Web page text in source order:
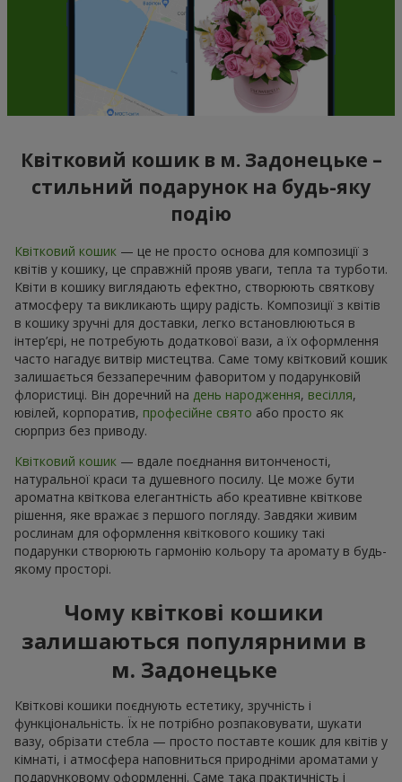
Квітковий кошик в м. Задонецьке –
стильний подарунок на будь-яку
подію
Квітковий кошик — це не просто основа для композиції з
квітів у кошику, це справжній прояв уваги, тепла та турботи.
Квіти в кошику виглядають ефектно, створюють святкову
атмосферу та викликають щиру радість. Композиції з квітів
в кошику зручні для доставки, легко встановлюються в
інтер’єрі, не потребують додаткової вази, а їх оформлення
часто нагадує витвір мистецтва. Саме тому квітковий кошик
залишається беззаперечним фаворитом у подарунковій
флористиці. Він доречний на день народження, весілля,
ювілей, корпоратив, професійне свято або просто як
сюрприз без приводу.
Квітковий кошик — вдале поєднання витонченості,
натуральної краси та душевного посилу. Це може бути
ароматна квіткова елегантність або креативне квіткове
рішення, яке вражає з першого погляду. Завдяки живим
рослинам для оформлення квіткового кошику такі
подарунки створюють гармонію кольору та аромату в будь-
якому просторі.
Чому квіткові кошики
залишаються популярними в
м. Задонецьке
Квіткові кошики поєднують естетику, зручність і
функціональність. Їх не потрібно розпаковувати, шукати
вазу, обрізати стебла — просто поставте кошик для квітів у
кімнаті, і атмосфера наповниться природніми ароматами у
подарунковому оформленні. Саме така практичність і